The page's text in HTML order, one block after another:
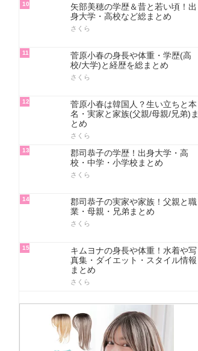
10
矢部美穂の学歴＆昔と若い頃！出
身大学・高校など総まとめ
さくら
11
菅原小春の身長や体重・学歴(高
校/大学)と経歴を総まとめ
さくら
12
菅原小春は韓国人？生い立ちと本
名・実家と家族(父親/母親/兄弟)ま
とめ
さくら
13
郡司恭子の学歴！出身大学・高
校・中学・小学校まとめ
さくら
14
郡司恭子の実家や家族！父親と職
業・母親・兄弟まとめ
さくら
15
キムヨナの身長や体重！水着や写
真集・ダイエット・スタイル情報
まとめ
さくら